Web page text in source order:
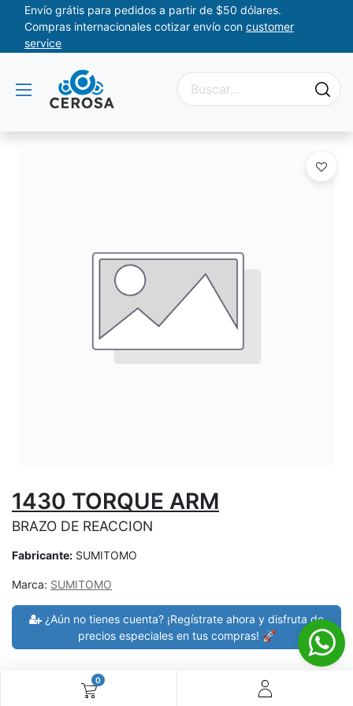
0
Envío grátis para pedidos a partir de $50 dólares.
Compras internacionales cotizar envío con customer
service
1430 TORQUE ARM
BRAZO DE REACCION
Fabricante: SUMITOMO
Marca: SUMITOMO
¿Aún no tienes cuenta? ¡Regístrate ahora y disfruta de
precios especiales en tus compras! 🚀
30 días de devolución